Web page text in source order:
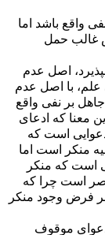
واقع باشد اما
غالب حمل
اصل عدم
با اصل عدم
بر نفی واقع
معنا که ادعای
است که
منکر است اما
است که منکر
است چرا که
فرض وجود منکر
موقوف